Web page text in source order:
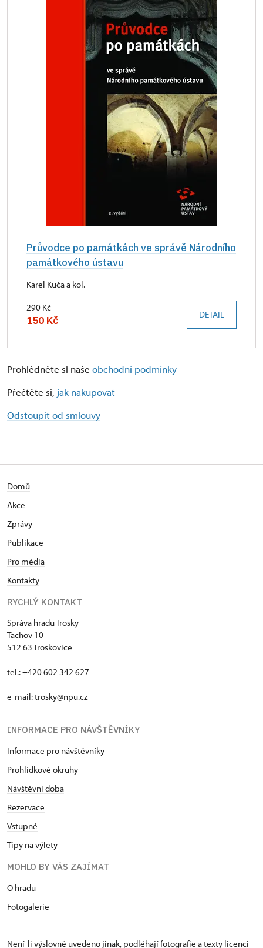
Průvodce po památkách ve správě Národního
památkového ústavu
Karel Kuča a kol.
290 Kč
150 Kč DETAIL
Prohlédněte si naše obchodní podmínky
Přečtěte si, jak nakupovat
Odstoupit od smlouvy
Domů
Akce
Zprávy
Publikace
Pro média
Kontakty
RYCHLÝ KONTAKT
Správa hradu Trosky
Tachov 10
512 63 Troskovice
tel.: +420 602 342 627
e-mail:trosky@npu.cz
INFORMACE PRO NÁVŠTĚVNÍKY
Informace pro návštěvníky
Prohlídkové okruhy
Návštěvní doba
Rezervace
Vstupné
Tipy na výlety
MOHLO BY VÁS ZAJÍMAT
O hradu
Fotogalerie
Není-li výslovně uvedeno jinak, podléhají fotografie a texty licenci